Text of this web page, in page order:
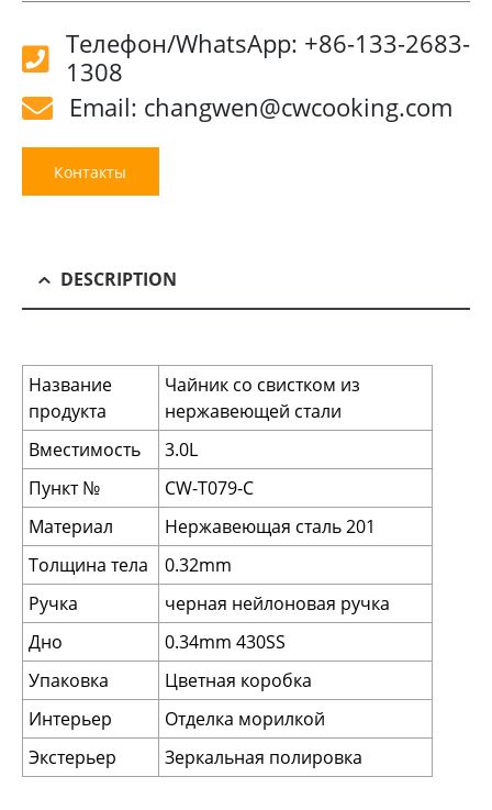
Телефон/WhatsApp: +86-133-2683-
1308
Email: changwen@cwcooking.com
Контакты
DESCRIPTION
Название
продукта
Чайник со свистком из
нержавеющей стали
Вместимость
3.0L
Пункт №
CW-T079-C
Материал
Нержавеющая сталь 201
Толщина тела
0.32mm
Ручка
черная нейлоновая ручка
Дно
0.34mm 430SS
Упаковка
Цветная коробка
Интерьер
Отделка морилкой
Экстерьер
Зеркальная полировка